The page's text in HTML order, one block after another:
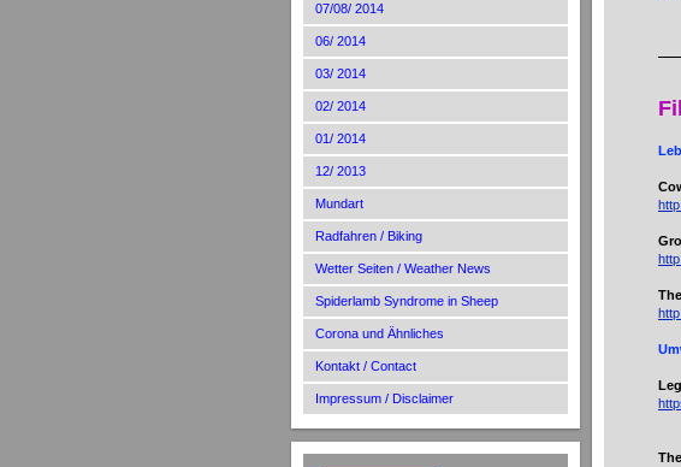
07/08/ 2014
06/ 2014
03/ 2014
02/ 2014
01/ 2014
12/ 2013
Mundart
Radfahren / Biking
Wetter Seiten / Weather News
Spiderlamb Syndrome in Sheep
Corona und Ähnliches
Kontakt / Contact
Impressum / Disclaimer